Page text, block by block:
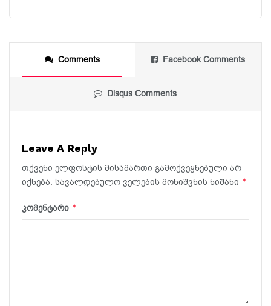
Comments Facebook Comments
Disqus Comments
Leave A Reply
თქვენი ელფოსტის მისამართი გამოქვეყნებული არ
იქნება. სავალდებულო ველების მონიშვნის ნიშანი *
კომენტარი *